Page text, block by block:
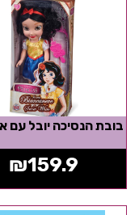
בובת הנסיכה יובל עם
₪159.9